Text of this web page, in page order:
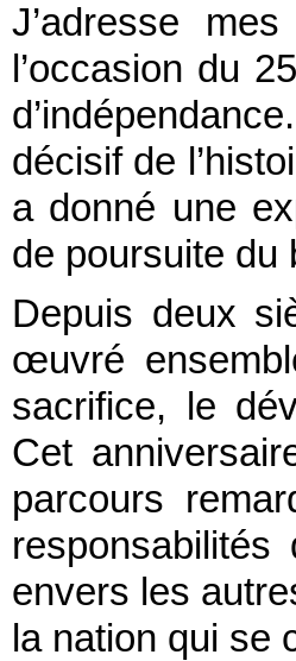
J’adresse
l’occasion du
décisif de
a donné une
de poursuite du
Depuis deux
œuvré
sacrifice, le
Cet
parcours
envers les
la nation qui se